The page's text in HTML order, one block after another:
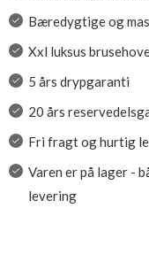
Bæredygtige og
Xxl luksus
5 års drypgaranti
20 års
Fri fragt og hurtig
Varen er på lager -
levering